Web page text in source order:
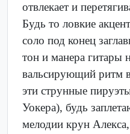
отвлекает и
Будь то ловкие
соло под конец
тон и манера гитары
вальсирующий ритм в
эти струнные
Уокера), будь
мелодии крун